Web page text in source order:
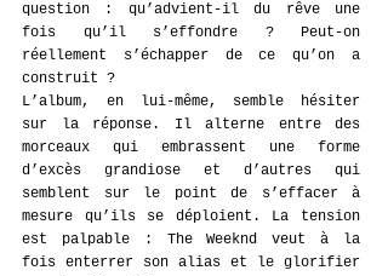
question : qu’advient-il du rêve une
fois qu’il s’effondre ? Peut-on
réellement s’échapper de ce qu’on a
construit ?
L’album, en lui-même, semble hésiter
sur la réponse. Il alterne entre des
morceaux qui embrassent une forme
d’excès grandiose et d’autres qui
semblent sur le point de s’effacer à
mesure qu’ils se déploient. La tension
est palpable : The Weeknd veut à la
fois enterrer son alias et le glorifier